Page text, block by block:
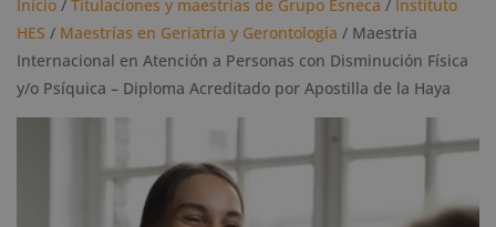
Inicio / Titulaciones y maestrías de Grupo Esneca / Instituto
HES / Maestrías en Geriatría y Gerontología / Maestría
Internacional en Atención a Personas con Disminución Física
y/o Psíquica – Diploma Acreditado por Apostilla de la Haya